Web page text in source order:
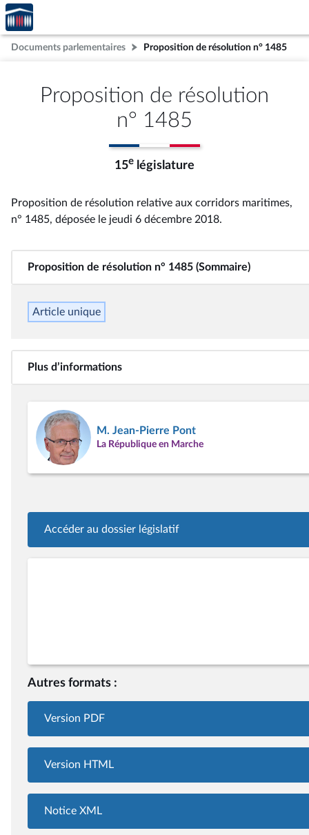
Aller au contenu
Aller en bas de la page
Accèder
à la
page
d'accueil
Documents parlementaires Proposition de résolution n° 1485
Proposition de résolution
n° 1485
15e législature
Proposition de résolution relative aux corridors maritimes,
n° 1485, déposée le jeudi 6 décembre 2018.
Proposition de résolution n° 1485 (Sommaire)
Article unique
Plus d’informations
M. Jean-Pierre Pont
La République en Marche
Accéder au dossier législatif
Autres formats :
Version PDF
Version HTML
Notice XML